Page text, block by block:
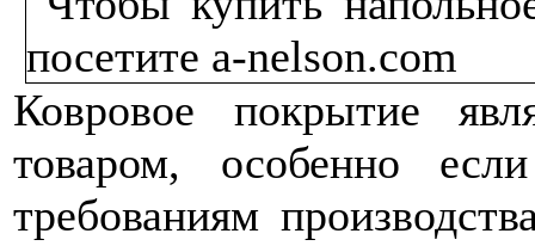
Ковровое покрытие
товаром, особенно
требованиям